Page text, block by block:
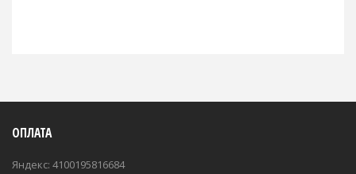
ОПЛАТА
Яндекс: 4100195816684